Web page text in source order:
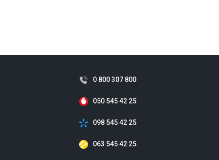
0 800 307 800
050 545 42 25
098 545 42 25
063 545 42 25